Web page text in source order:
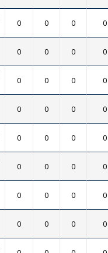
0 0 0 0
0 0 0 0
0 0 0 0
0 0 0 0
0 0 0 0
0 0 0 0
0 0 0 0
0 0 0 0